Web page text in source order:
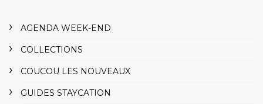
AGENDA WEEK-END
COLLECTIONS
COUCOU LES NOUVEAUX
GUIDES STAYCATION